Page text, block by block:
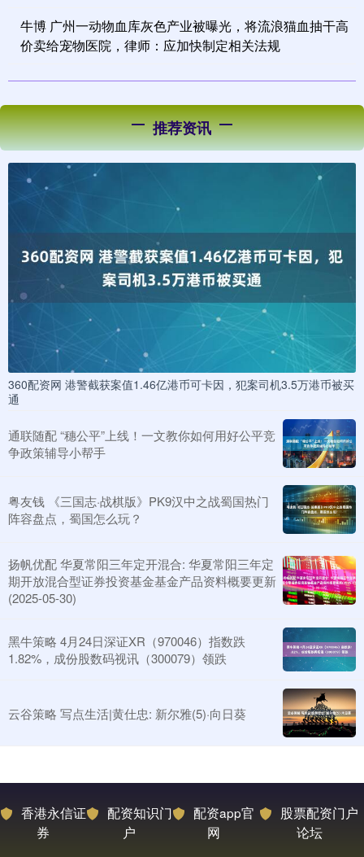
牛博 广州一动物血库灰色产业被曝光，将流浪猫血抽干高
价卖给宠物医院，律师：应加快制定相关法规
推荐资讯
360配资网 港警截获案值1.46亿港币可卡因，犯案司机3.5万港币被买
通
通联随配 “穗公平”上线！一文教你如何用好公平竞
争政策辅导小帮手
粤友钱 《三国志·战棋版》PK9汉中之战蜀国热门
阵容盘点，蜀国怎么玩？
扬帆优配 华夏常阳三年定开混合: 华夏常阳三年定
期开放混合型证券投资基金基金产品资料概要更新
(2025-05-30)
黑牛策略 4月24日深证XR（970046）指数跌
1.82%，成份股数码视讯（300079）领跌
云谷策略 写点生活|黄仕忠: 新尔雅(5)·向日葵
香港永信证
券
配资知识门
户
配资app官
网
股票配资门户
论坛